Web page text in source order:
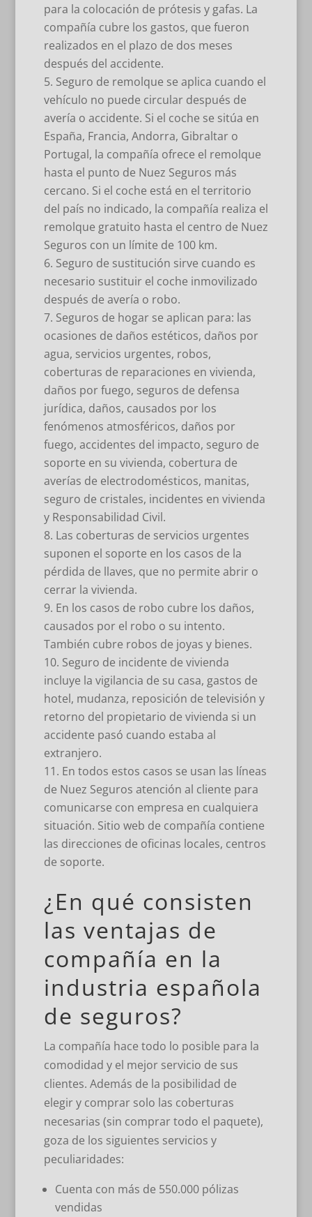
para la colocación de prótesis y gafas. La
compañía cubre los gastos, que fueron
realizados en el plazo de dos meses
después del accidente.
Seguro de remolque se aplica cuando el
vehículo no puede circular después de
avería o accidente. Si el coche se sitúa en
España, Francia, Andorra, Gibraltar o
Portugal, la compañía ofrece el remolque
hasta el punto de Nuez Seguros más
cercano. Si el coche está en el territorio
del país no indicado, la compañía realiza el
remolque gratuito hasta el centro de Nuez
Seguros con un límite de 100 km.
Seguro de sustitución sirve cuando es
necesario sustituir el coche inmovilizado
después de avería o robo.
Seguros de hogar se aplican para: las
ocasiones de daños estéticos, daños por
agua, servicios urgentes, robos,
coberturas de reparaciones en vivienda,
daños por fuego, seguros de defensa
jurídica, daños, causados por los
fenómenos atmosféricos, daños por
fuego, accidentes del impacto, seguro de
soporte en su vivienda, cobertura de
averías de electrodomésticos, manitas,
seguro de cristales, incidentes en vivienda
y Responsabilidad Civil.
Las coberturas de servicios urgentes
suponen el soporte en los casos de la
pérdida de llaves, que no permite abrir o
cerrar la vivienda.
En los casos de robo cubre los daños,
causados por el robo o su intento.
También cubre robos de joyas y bienes.
Seguro de incidente de vivienda
incluye la vigilancia de su casa, gastos de
hotel, mudanza, reposición de televisión y
retorno del propietario de vivienda si un
accidente pasó cuando estaba al
extranjero.
En todos estos casos se usan las líneas
de Nuez Seguros atención al cliente para
comunicarse con empresa en cualquiera
situación. Sitio web de compañía contiene
las direcciones de oficinas locales, centros
de soporte.
¿En qué consisten
las ventajas de
compañía en la
industria española
de seguros?
La compañía hace todo lo posible para la
comodidad y el mejor servicio de sus
clientes. Además de la posibilidad de
elegir y comprar solo las coberturas
necesarias (sin comprar todo el paquete),
goza de los siguientes servicios y
peculiaridades:
Cuenta con más de 550.000 pólizas
vendidas